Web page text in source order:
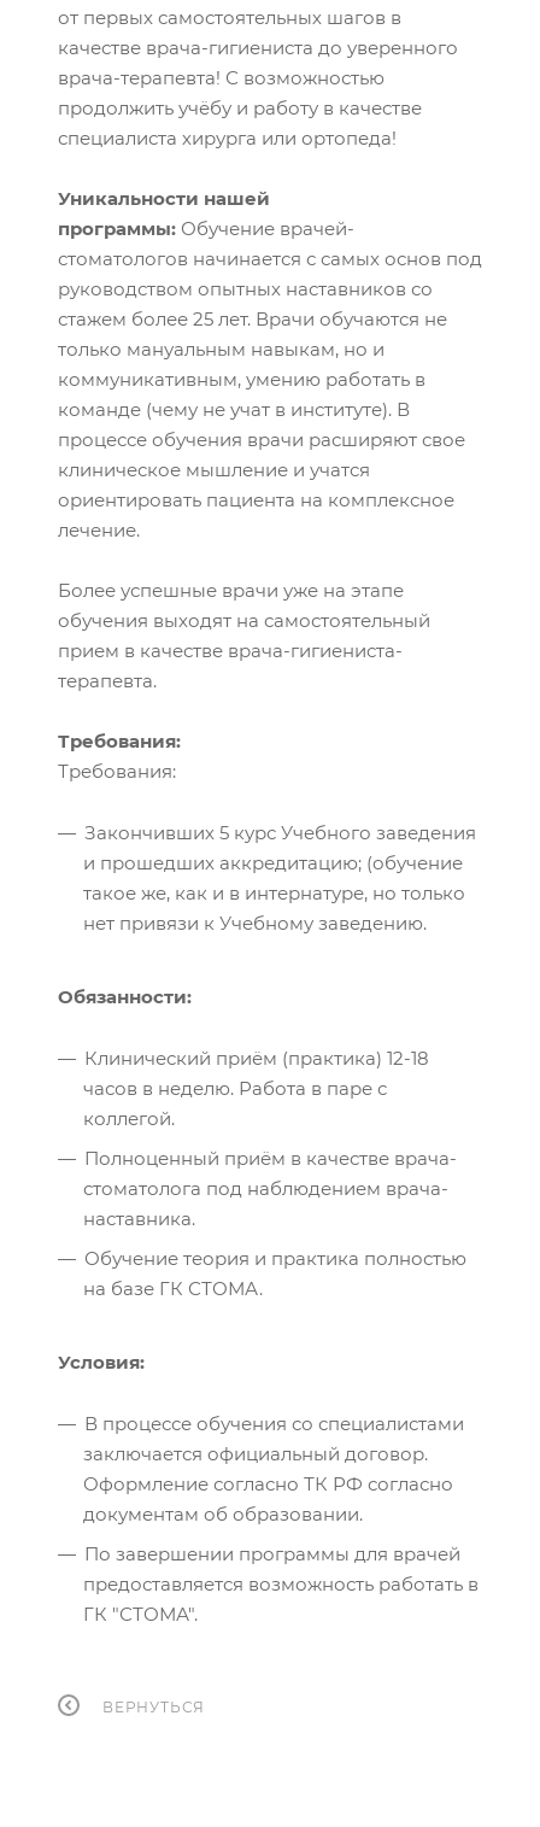
от первых самостоятельных шагов в
качестве врача-гигиениста до уверенного
врача-терапевта! С возможностью
продолжить учёбу и работу в качестве
специалиста хирурга или ортопеда!
Уникальности нашей
программы: Обучение врачей-
стоматологов начинается с самых основ под
руководством опытных наставников со
стажем более 25 лет. Врачи обучаются не
только мануальным навыкам, но и
коммуникативным, умению работать в
команде (чему не учат в институте). В
процессе обучения врачи расширяют свое
клиническое мышление и учатся
ориентировать пациента на комплексное
лечение.
Более успешные врачи уже на этапе
обучения выходят на самостоятельный
прием в качестве врача-гигиениста-
терапевта.
Требования:
Требования:
Закончивших 5 курс Учебного заведения
и прошедших аккредитацию; (обучение
такое же, как и в интернатуре, но только
нет привязи к Учебному заведению.
Обязанности:
Клинический приём (практика) 12-18
часов в неделю. Работа в паре с
коллегой.
Полноценный приём в качестве врача-
стоматолога под наблюдением врача-
наставника.
Обучение теория и практика полностью
на базе ГК СТОМА.
Условия:
В процессе обучения со специалистами
заключается официальный договор.
Оформление согласно ТК РФ согласно
документам об образовании.
По завершении программы для врачей
предоставляется возможность работать в
ГК "СТОМА".
ВЕРНУТЬСЯ